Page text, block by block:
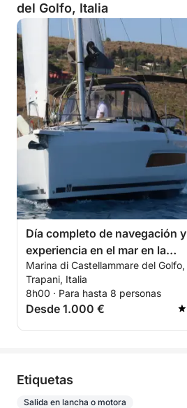
del Golfo, Italia
Día completo de navegación y
experiencia en el mar en la
Reserva Natural de Zingaro.
Marina di Castellammare del Golfo,
Trapani, Italia
8h00 · Para hasta 8 personas
Desde 1.000 €
Etiquetas
Salida en lancha o motora